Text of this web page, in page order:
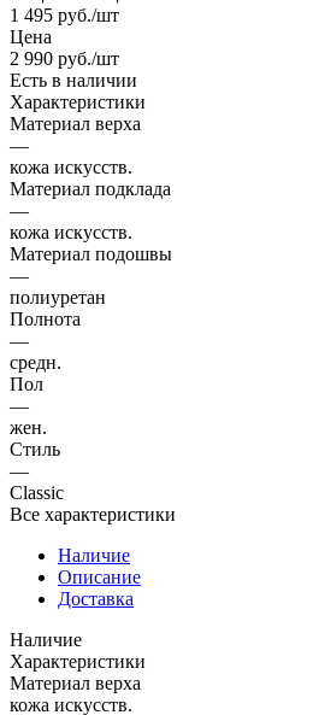
1 495 руб./шт
Цена
2 990 руб./шт
Есть в наличии
Характеристики
Материал верха
—
кожа искусств.
Материал подклада
—
кожа искусств.
Материал подошвы
—
полиуретан
Полнота
—
средн.
Пол
—
жен.
Стиль
—
Classic
Все характеристики
Наличие
Описание
Доставка
Наличие
Характеристики
Материал верха
кожа искусств.